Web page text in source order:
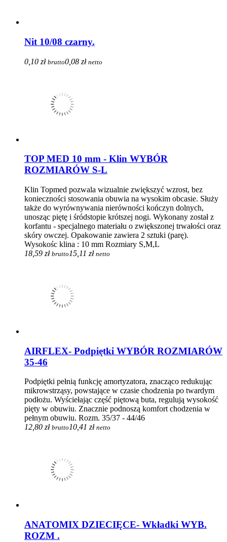
Nit 10/08 czarny.
0,10 zł brutto0,08 zł netto
TOP MED 10 mm - Klin WYBÓR
ROZMIARÓW S-L
Klin Topmed pozwala wizualnie zwiększyć wzrost, bez
konieczności stosowania obuwia na wysokim obcasie. Służy
także do wyrównywania nierówności kończyn dolnych,
unosząc piętę i śródstopie krótszej nogi. Wykonany został z
korfantu - specjalnego materiału o zwiększonej trwałości oraz
skóry owczej. Opakowanie zawiera 2 sztuki (parę).
Wysokośc klina : 10 mm Rozmiary S,M,L
18,59 zł brutto 15,11 zł netto
AIRFLEX- Podpiętki WYBÓR ROZMIARÓW
35-46
Podpiętki pełnią funkcję amortyzatora, znacząco redukując
mikrowstrząsy, powstające w czasie chodzenia po twardym
podłożu. Wyściełając część piętową buta, regulują wysokość
pięty w obuwiu. Znacznie podnoszą komfort chodzenia w
pełnym obuwiu. Rozm. 35/37 - 44/46
12,80 zł brutto 10,41 zł netto
ANATOMIX DZIECIĘCE- Wkładki WYB.
ROZM .